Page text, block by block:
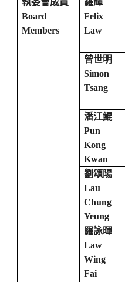
執委會成員
Board
Members
羅輝
Felix
Law
曾世明
Simon
Tsang
潘江鯤
Pun
Kong
Kwan
劉頌陽
Lau
Chung
Yeung
羅詠暉
Law
Wing
Fai